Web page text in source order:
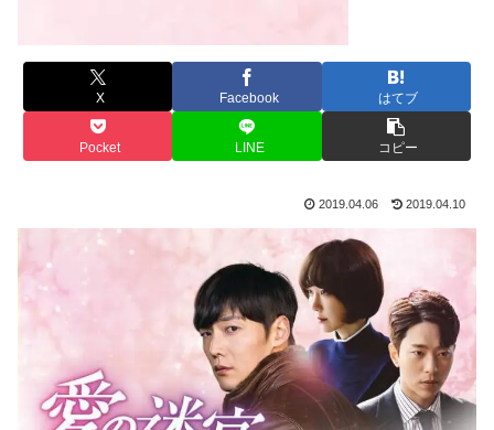
X Facebook はてブ
Pocket LINE コピー
2019.04.06 2019.04.10